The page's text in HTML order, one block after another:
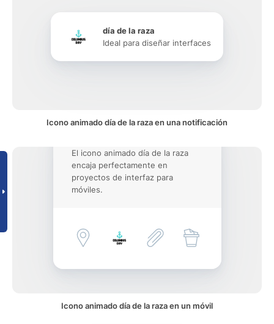
día de la raza
Ideal para diseñar interfaces
Icono animado día de la raza en una notificación
El icono animado día de la raza
encaja perfectamente en
proyectos de interfaz para
móviles.
Icono animado día de la raza en un móvil